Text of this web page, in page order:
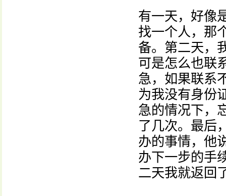
有一天，好像
找一个人，那
备。第二天，
可是怎么也联
急，如果联系
为我没有身份
急的情况下，
了几次。最后
办的事情，他
办下一步的手
二天我就返回